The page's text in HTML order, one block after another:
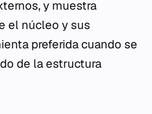
y muestra
el núcleo y sus
preferida cuando se
de la estructura